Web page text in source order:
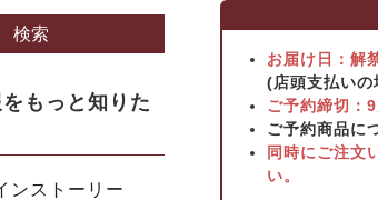
検索
もっと知りた
ンストーリー
お届け日：解
(店頭支払い
ご予約締切：
ご予約商品に
同時にご注文
い。